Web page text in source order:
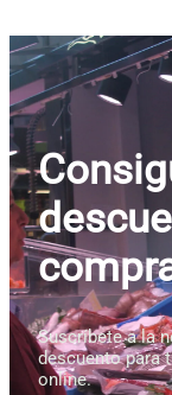
Suscríbete a la
descuento para
online.